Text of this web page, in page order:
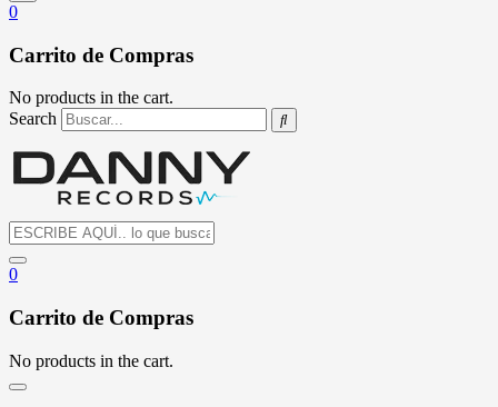
0
Carrito de Compras
No products in the cart.
Search
0
Carrito de Compras
No products in the cart.